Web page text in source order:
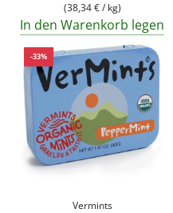
(38,34 €/ kg)
In den Warenkorb legen
-33%
Vermints